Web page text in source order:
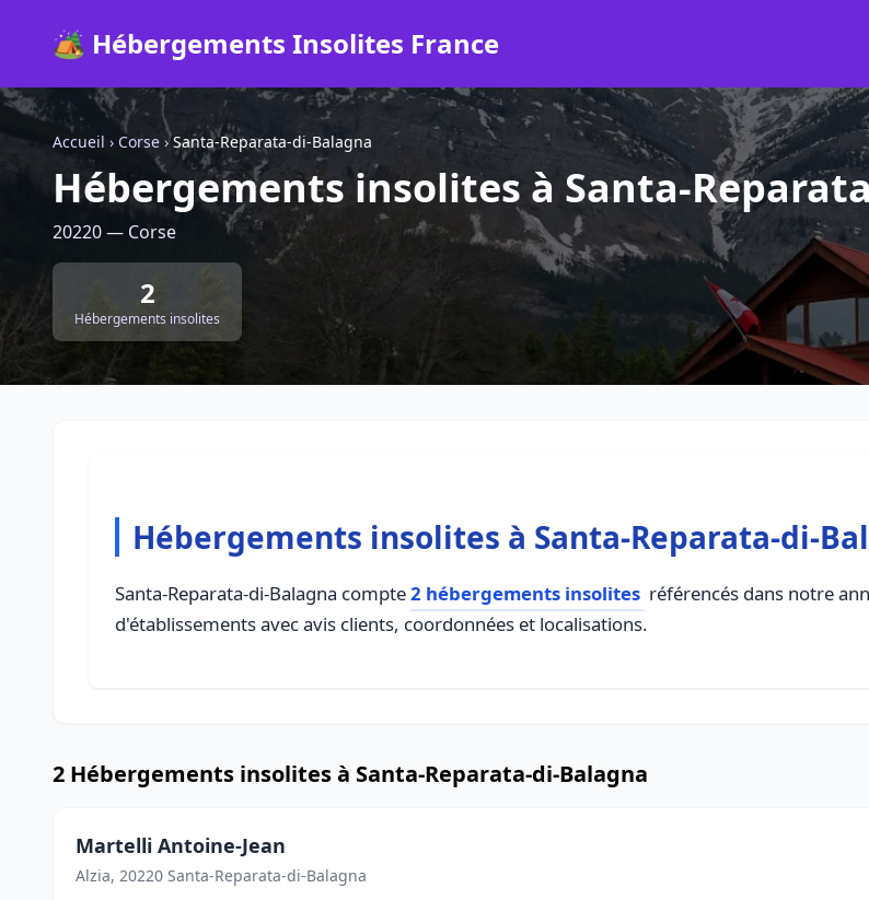
🏕️ Hébergements Insolites France
Accueil › Corse ›Santa-Reparata-di-Balagna
Hébergements insolites à Santa-
20220 — Corse
2
Hébergements insolites
Hébergements insolites à Santa-Reparata-di-
Santa-Reparata-di-Balagna compte2 hébergements insolites référencés dans notre
d'établissements avec avis clients, coordonnées et localisations.
2 Hébergements insolites à Santa-Reparata-di-Balagna
Martelli Antoine-Jean
Alzia, 20220 Santa-Reparata-di-Balagna